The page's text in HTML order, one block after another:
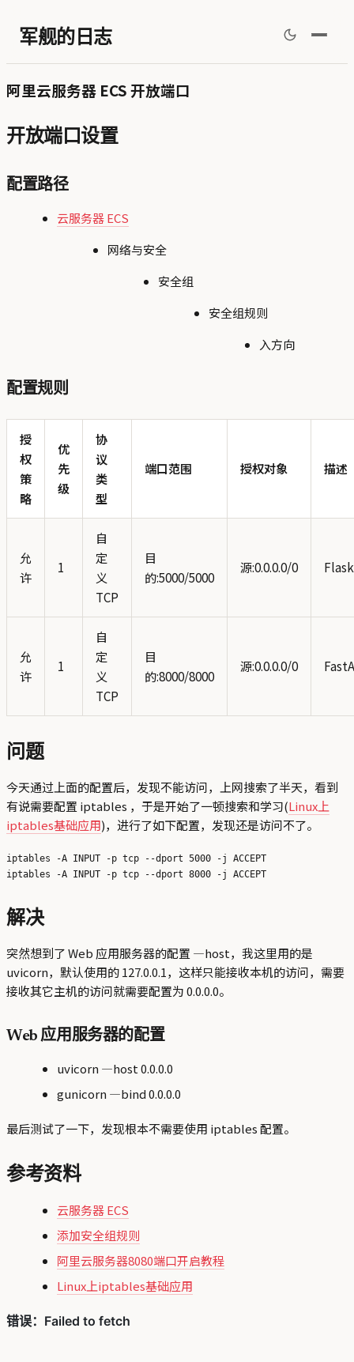
军舰的日志
阿里云服务器 ECS 开放端口
开放端口设置
配置路径
云服务器 ECS
网络与安全
安全组
安全组规则
入方向
配置规则
授
权
策
略
优
先
级
协
议
类
型
端口范围 授权对象 描述
允
许
1
自
定
义
TCP
目
的:5000/5000
源:0.0.0.0/0 Flask
允
许
1
自
定
义
TCP
目
的:8000/8000
源:0.0.0.0/0
问题
今天通过上面的配置后，发现不能访问，上网搜索了半天，看到
有说需要配置 iptables ，于是开始了一顿搜索和学习(Linux上
iptables基础应用)，进行了如下配置，发现还是访问不了。
iptables -A INPUT -p tcp --dport 5000 -j ACCEPT
解决
突然想到了 Web 应用服务器的配置 —host，我这里用的是
uvicorn，默认使用的 127.0.0.1，这样只能接收本机的访问，需要
接收其它主机的访问就需要配置为 0.0.0.0。
Web 应用服务器的配置
uvicorn —host 0.0.0.0
gunicorn —bind 0.0.0.0
最后测试了一下，发现根本不需要使用 iptables 配置。
参考资料
云服务器 ECS
添加安全组规则
阿里云服务器8080端口开启教程
Linux上iptables基础应用